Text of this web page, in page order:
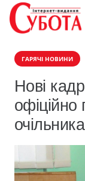
ГАРЯЧІ НОВИНИ
Нові
офіційно